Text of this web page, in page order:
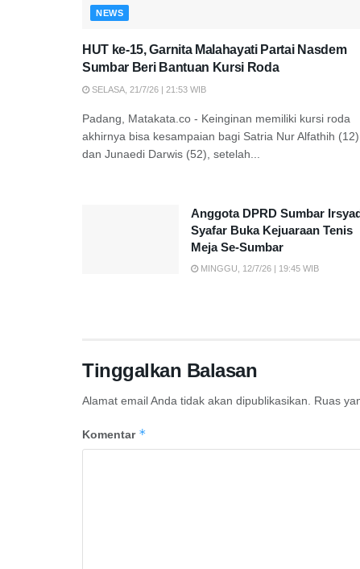
NEWS
HUT ke-15, Garnita Malahayati Partai Nasdem
Sumbar Beri Bantuan Kursi Roda
SELASA, 21/7/26 | 21:53 WIB
Padang, Matakata.co - Keinginan memiliki kursi roda
akhirnya bisa kesampaian bagi Satria Nur Alfathih (12)
dan Junaedi Darwis (52), setelah...
Anggota DPRD Sumbar
Syafar Buka Kejuaraan Tenis
Meja Se-Sumbar
MINGGU, 12/7/26 | 19:45 WIB
Tinggalkan Balasan
Alamat email Anda tidak akan dipublikasikan. Ruas
Komentar *